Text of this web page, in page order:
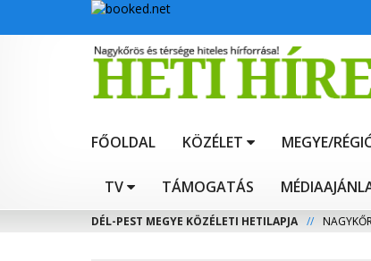
FŐOLDAL KÖZÉLET MEGYE/
TV TÁMOGATÁS
DÉL-PEST MEGYE KÖZÉLETI HETILAPJA //